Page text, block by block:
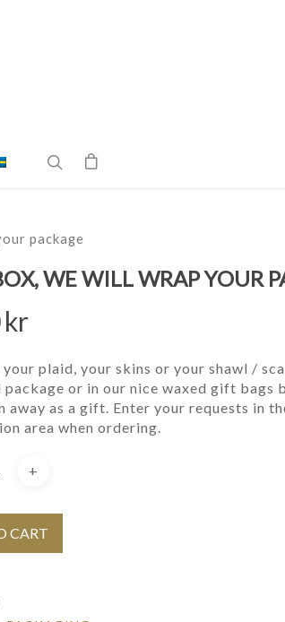
package
WE WILL WRAP YOUR
kr
plaid, your skins or your shawl /
or in our nice waxed gift bags
away as a gift. Enter your requests in
area when ordering.
CART